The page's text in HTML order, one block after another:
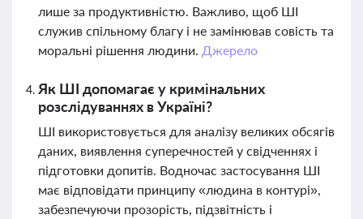
лише за продуктивністю. Важливо, щоб ШІ
служив спільному благу і не замінював совість та
моральні рішення людини. Джерело
Як ШІ допомагає у кримінальних
розслідуваннях в Україні?
ШІ використовується для аналізу великих обсягів
даних, виявлення суперечностей у свідченнях і
підготовки допитів. Водночас застосування ШІ
має відповідати принципу «людина в контурі»,
забезпечуючи прозорість, підзвітність і